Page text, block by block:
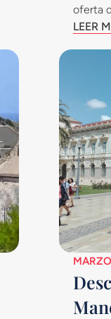
oferta
LEER